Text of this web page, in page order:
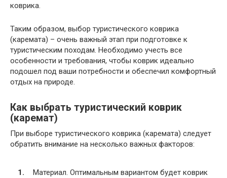
коврика.
Таким образом, выбор туристического коврика
(каремата) – очень важный этап при подготовке к
туристическим походам. Необходимо учесть все
особенности и требования, чтобы коврик идеально
подошел под ваши потребности и обеспечил комфортный
отдых на природе.
Как выбрать туристический коврик
(каремат)
При выборе туристического коврика (каремата) следует
обратить внимание на несколько важных факторов:
Материал. Оптимальным вариантом будет коврик